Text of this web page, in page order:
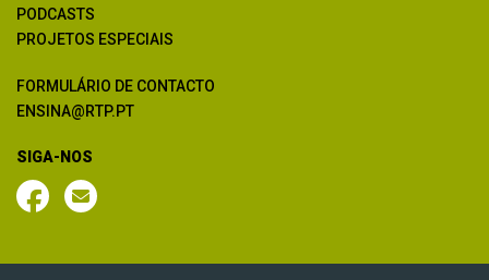
PODCASTS
PROJETOS ESPECIAIS
FORMULÁRIO DE CONTACTO
ENSINA@RTP.PT
SIGA-NOS